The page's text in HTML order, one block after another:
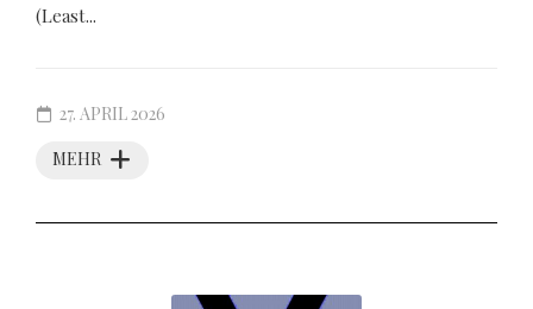
(Least...
MEHR
27. APRIL 2026